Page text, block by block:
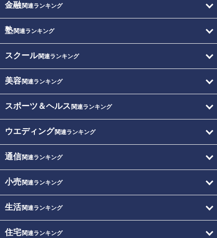
金融関連ランキング
塾関連ランキング
スクール関連ランキング
美容関連ランキング
スポーツ＆ヘルス 関連ランキング
ウエディング関連ランキング
通信関連ランキング
小売関連ランキング
生活関連ランキング
住宅関連ランキング